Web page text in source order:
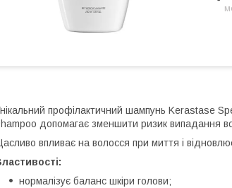
профілактичний шампунь Kerastase
допомагає зменшити ризик випадання
впливає на волосся при миття і
нормалізує баланс шкіри голови;